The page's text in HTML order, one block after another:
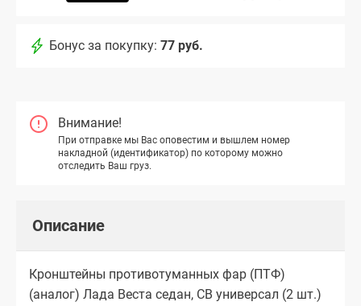
Бонус за покупку: 77 руб.
Внимание!
При отправке мы Вас оповестим и вышлем номер
накладной (идентификатор) по которому можно
отследить Ваш груз.
Описание
Кронштейны противотуманных фар (ПТФ)
(аналог) Лада Веста седан, СВ универсал (2 шт.)